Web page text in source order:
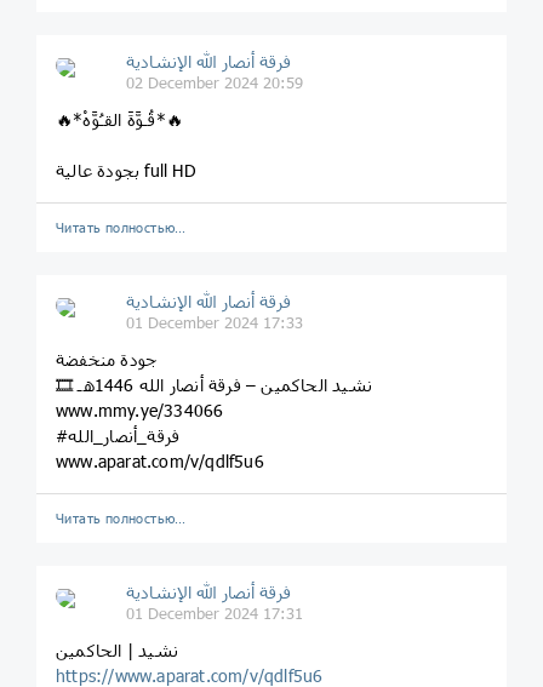
فرقة أنصار الله الإنشادية
02 December 2024 20:59
🔥*قُـوَّةَ القـُوَّهْ*🔥
بجودة عالية full HD
Читать полностью…
فرقة أنصار الله الإنشادية
01 December 2024 17:33
جودة منخفضة
🎞 نشيد الحاكمين – فرقة أنصار الله 1446هـ
www.mmy.ye/334066
#فرقة_أنصار_الله
www.aparat.com/v/qdlf5u6
Читать полностью…
فرقة أنصار الله الإنشادية
01 December 2024 17:31
نشيد | الحاكمين
https://www.aparat.com/v/qdlf5u6